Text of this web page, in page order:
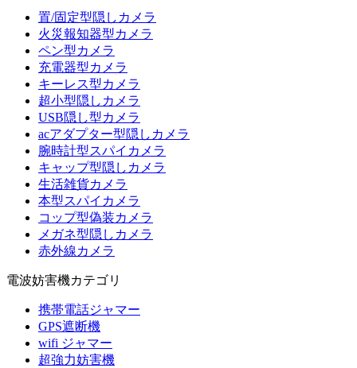
置/固定型隠しカメラ
火災報知器型カメラ
ペン型カメラ
充電器型カメラ
キーレス型カメラ
超小型隠しカメラ
USB隠し型カメラ
acアダプター型隠しカメラ
腕時計型スパイカメラ
キャップ型隠しカメラ
生活雑貨カメラ
本型スパイカメラ
コップ型偽装カメラ
メガネ型隠しカメラ
赤外線カメラ
電波妨害機カテゴリ
携帯電話ジャマー
GPS遮断機
wifi ジャマー
超強力妨害機